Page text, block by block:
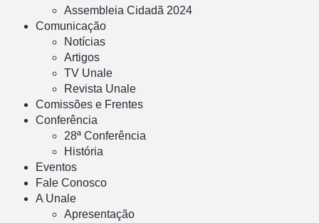
Assembleia Cidadã 2024
Comunicação
Notícias
Artigos
TV Unale
Revista Unale
Comissões e Frentes
Conferência
28ª Conferência
História
Eventos
Fale Conosco
A Unale
Apresentação